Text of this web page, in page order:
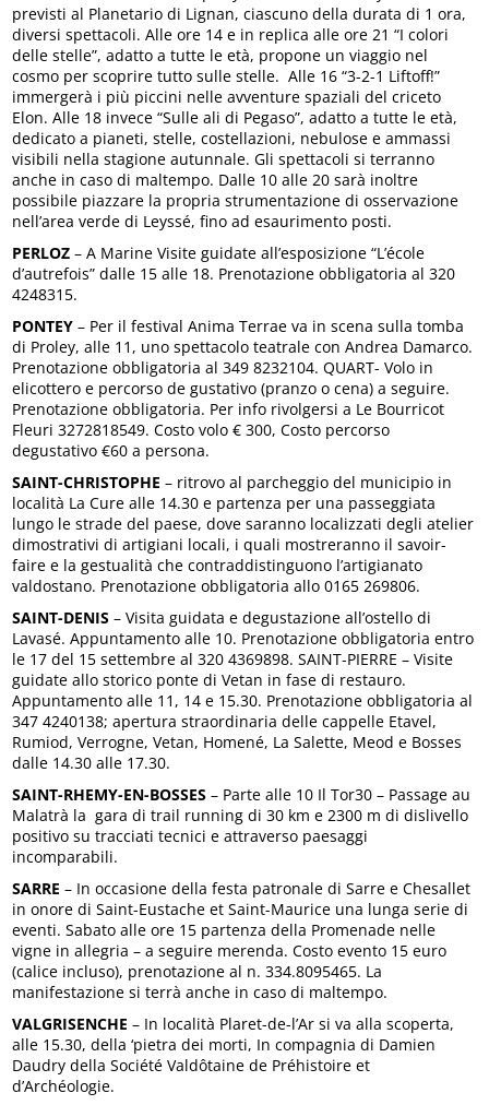
previsti al Planetario di Lignan, ciascuno della durata di 1 ora,
diversi spettacoli. Alle ore 14 e in replica alle ore 21 “I colori
delle stelle”, adatto a tutte le età, propone un viaggio nel
cosmo per scoprire tutto sulle stelle. Alle 16 “3-2-1 Liftoff!”
immergerà i più piccini nelle avventure spaziali del criceto
Elon. Alle 18 invece “Sulle ali di Pegaso”, adatto a tutte le età,
dedicato a pianeti, stelle, costellazioni, nebulose e ammassi
visibili nella stagione autunnale. Gli spettacoli si terranno
anche in caso di maltempo. Dalle 10 alle 20 sarà inoltre
possibile piazzare la propria strumentazione di osservazione
nell’area verde di Leyssé, fino ad esaurimento posti.
PERLOZ – A Marine Visite guidate all’esposizione “L’école
d’autrefois” dalle 15 alle 18. Prenotazione obbligatoria al 320
4248315.
PONTEY – Per il festival Anima Terrae va in scena sulla tomba
di Proley, alle 11, uno spettacolo teatrale con Andrea Damarco.
Prenotazione obbligatoria al 349 8232104. QUART- Volo in
elicottero e percorso de gustativo (pranzo o cena) a seguire.
Prenotazione obbligatoria. Per info rivolgersi a Le Bourricot
Fleuri 3272818549. Costo volo € 300, Costo percorso
degustativo €60 a persona.
SAINT-CHRISTOPHE – ritrovo al parcheggio del municipio in
località La Cure alle 14.30 e partenza per una passeggiata
lungo le strade del paese, dove saranno localizzati degli atelier
dimostrativi di artigiani locali, i quali mostreranno il savoir-
faire e la gestualità che contraddistinguono l’artigianato
valdostano. Prenotazione obbligatoria allo 0165 269806.
SAINT-DENIS – Visita guidata e degustazione all’ostello di
Lavasé. Appuntamento alle 10. Prenotazione obbligatoria entro
le 17 del 15 settembre al 320 4369898. SAINT-PIERRE – Visite
guidate allo storico ponte di Vetan in fase di restauro.
Appuntamento alle 11, 14 e 15.30. Prenotazione obbligatoria al
347 4240138; apertura straordinaria delle cappelle Etavel,
Rumiod, Verrogne, Vetan, Homené, La Salette, Meod e Bosses
dalle 14.30 alle 17.30.
SAINT-RHEMY-EN-BOSSES – Parte alle 10 Il Tor30 – Passage au
Malatrà la gara di trail running di 30 km e 2300 m di dislivello
positivo su tracciati tecnici e attraverso paesaggi
incomparabili.
SARRE – In occasione della festa patronale di Sarre e Chesallet
in onore di Saint-Eustache et Saint-Maurice una lunga serie di
eventi. Sabato alle ore 15 partenza della Promenade nelle
vigne in allegria – a seguire merenda. Costo evento 15 euro
(calice incluso), prenotazione al n. 334.8095465. La
manifestazione si terrà anche in caso di maltempo.
VALGRISENCHE – In località Plaret-de-l’Ar si va alla scoperta,
alle 15.30, della ‘pietra dei morti, In compagnia di Damien
Daudry della Société Valdôtaine de Préhistoire et
d’Archéologie.